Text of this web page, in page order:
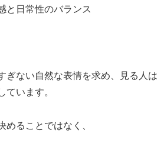
と日常性のバランス
ぎない自然な表情を求め、見る人は
ています。
めることではなく、